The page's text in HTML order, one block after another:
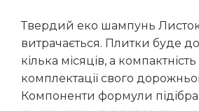
Твердий еко шампунь
витрачається. Плитки буде
кілька місяців, а
комплектації свого
Компоненти формули